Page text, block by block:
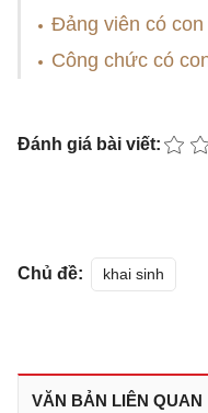
Đảng viên có
Công chức có
Đánh giá bài viết:
Chủ đề: khai sinh
VĂN BẢN LIÊN QUAN